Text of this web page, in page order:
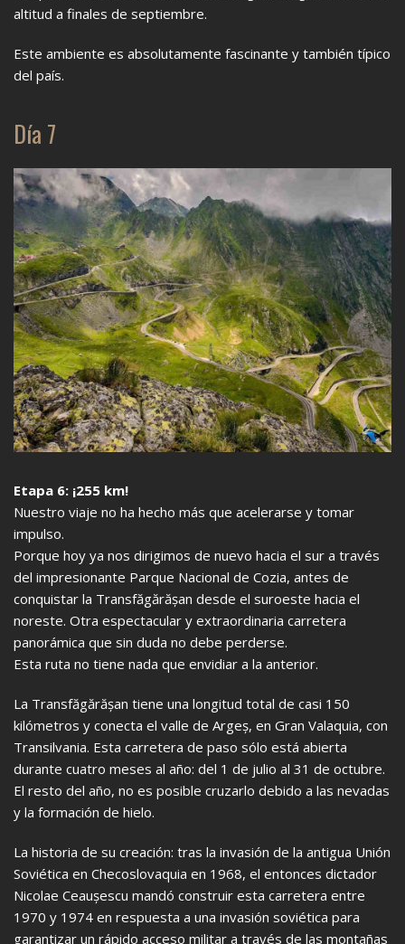
altitud a finales de septiembre.
Este ambiente es absolutamente fascinante y también típico
del país.
Día 7
Etapa 6: ¡255 km!
Nuestro viaje no ha hecho más que acelerarse y tomar
impulso.
Porque hoy ya nos dirigimos de nuevo hacia el sur a través
del impresionante Parque Nacional de Cozia, antes de
conquistar la Transfăgărășan desde el suroeste hacia el
noreste. Otra espectacular y extraordinaria carretera
panorámica que sin duda no debe perderse.
Esta ruta no tiene nada que envidiar a la anterior.
La Transfăgărășan tiene una longitud total de casi 150
kilómetros y conecta el valle de Argeș, en Gran Valaquia, con
Transilvania. Esta carretera de paso sólo está abierta
durante cuatro meses al año: del 1 de julio al 31 de octubre.
El resto del año, no es posible cruzarlo debido a las nevadas
y la formación de hielo.
La historia de su creación: tras la invasión de la antigua Unión
Soviética en Checoslovaquia en 1968, el entonces dictador
Nicolae Ceaușescu mandó construir esta carretera entre
1970 y 1974 en respuesta a una invasión soviética para
garantizar un rápido acceso militar a través de las montañas